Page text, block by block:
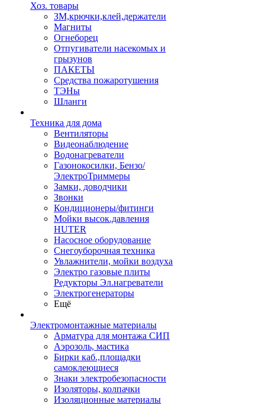
Хоз. товары
ЗМ,крючки,клей,держатели
Магниты
Огнеборец
Отпугиватели насекомых и
грызунов
ПАКЕТЫ
Средства пожаротушения
ТЭНы
Шланги
Техника для дома
Вентиляторы
Видеонаблюдение
Водонагреватели
Газонокосилки, Бензо/
ЭлектроТриммеры
Замки, доводчики
Звонки
Кондиционеры/фитинги
Мойки высок.давления
HUTER
Насосное оборудование
Снегоуборочная техника
Увлажнители, мойки воздуха
Электро газовые плиты
Редукторы Эл.нагреватели
Электрогенераторы
Ещё
Электромонтажные материалы
Арматура для монтажа СИП
Аэрозоль, мастика
Бирки каб.,площадки
самоклеющиеся
Знаки электробезопасности
Изоляторы, колпачки
Изоляционные материалы